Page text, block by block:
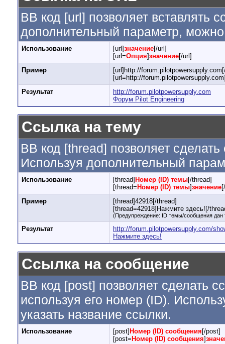
BB код [url] позволяет
дополнительный параметр, можно
Использование [url]значение[/url]
[url=Опция]значение[/url]
Пример
[url]http://
[url=http://
Результат
http://forum.pilotpowersupply.com
Форум Pilot Engineering
Ссылка на тему
BB код [thread] позволяет
Используя дополнительный
Использование [thread] Номер (ID) темы[/thread]
[thread= Номер (ID) темы]значение
Пример
[thread]42918[/thread]
[thread=42918]Нажмите здесь![/
(Предупреждение: ID темы/сообщения
Результат
http://forum.pilotpowersupply.com/
Нажмите здесь!
Ссылка на сообщение
BB код [post] позволяет сделать
используя его номер (ID).
указать название ссылки.
Использование [post] Номер (ID) сообщения [/post]
[post= Номер (ID) сообщения]